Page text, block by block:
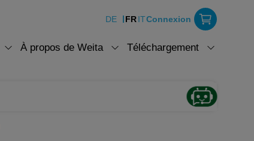
DE FRITConnexion
À propos de Weita Téléchargement